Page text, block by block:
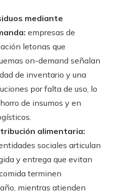
mediante
empresas de
letonas que
on-demand señalan
de inventario y una
por falta de uso, lo
de insumos y en
alimentaria:
sociales articulan
y entrega que evitan
terminen
mientras atienden